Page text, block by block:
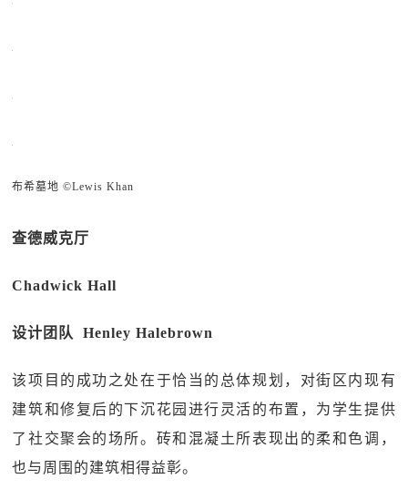
布希墓地 ©Lewis Khan
查德威克厅
Chadwick Hall
设计团队 Henley Halebrown
该项目的成功之处在于恰当的总体规划，对街区内现有
建筑和修复后的下沉花园进行灵活的布置，为学生提供
了社交聚会的场所。砖和混凝土所表现出的柔和色调，
也与周围的建筑相得益彰。